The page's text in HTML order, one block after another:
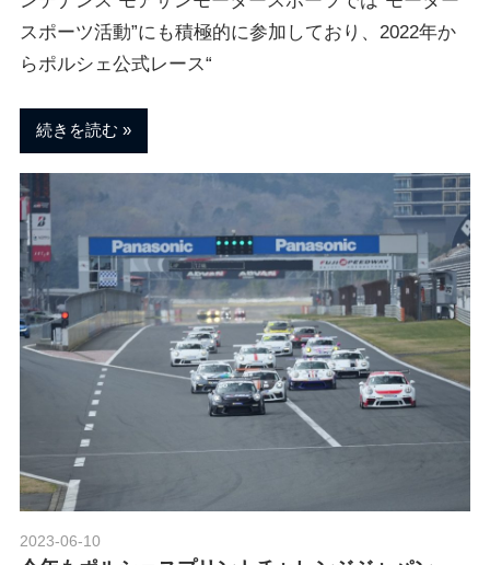
ェ
ュ
ー
ニ
ン
グ
ブ
ま
す
スポーツ活動”にも積極的に参加しており、2022年か
らポルシェ公式レース“
続きを読む
2023-06-10